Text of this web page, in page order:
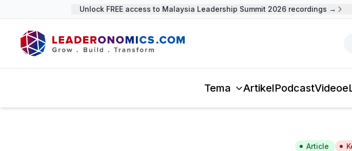
Unlock FREE access to Malaysia Leadership Summit 2026 recordings →
Tema ArtikelPodcastVideo
Article